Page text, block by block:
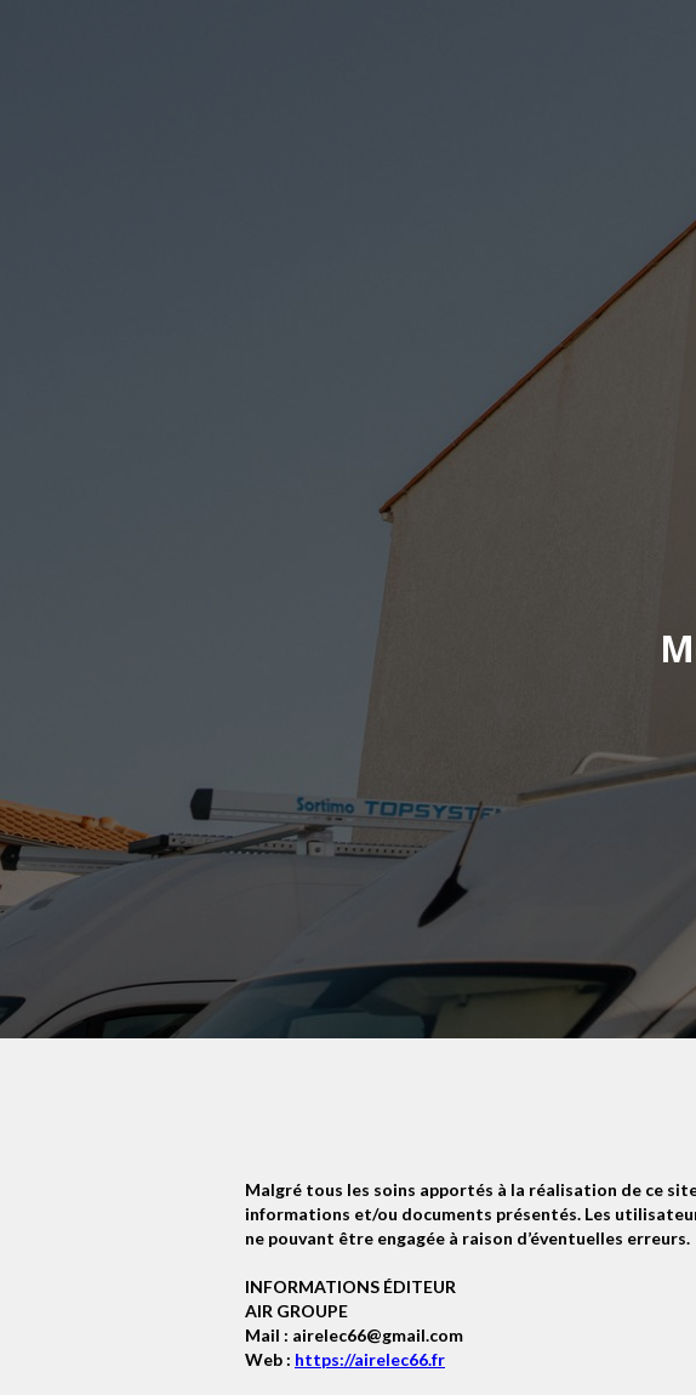
Malgré tous les soins apportés à la réalisation de ce
informations et/ou documents présentés. Les
ne pouvant être engagée à raison d’éventuelles erreurs.
INFORMATIONS ÉDITEUR
AIR GROUPE
Mail : airelec66@gmail.com
Web : https://airelec66.fr